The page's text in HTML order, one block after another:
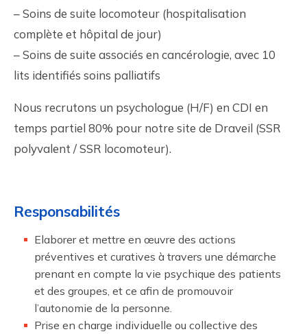
– Soins de suite locomoteur (hospitalisation
complète et hôpital de jour)
– Soins de suite associés en cancérologie, avec 10
lits identifiés soins palliatifs
Nous recrutons un psychologue (H/F) en CDI en
temps partiel 80% pour notre site de Draveil (SSR
polyvalent / SSR locomoteur).
Responsabilités
Elaborer et mettre en œuvre des actions
préventives et curatives à travers une démarche
prenant en compte la vie psychique des patients
et des groupes, et ce afin de promouvoir
l’autonomie de la personne.
Prise en charge individuelle ou collective des